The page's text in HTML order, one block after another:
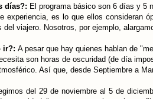
días?: El programa básico son 6 días y 5
experiencia, es lo que ellos consideran
del viajero. Nosotros, por ejemplo,
ir?: A pesar que hay quienes hablan de
son horas de oscuridad (de día
Así que, desde Septiembre a
del 29 de noviembre al 5 de